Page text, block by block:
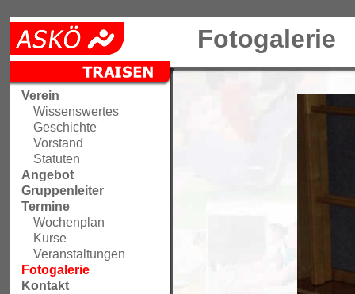
Verein
Wissenswertes
Geschichte
Vorstand
Statuten
Angebot
Gruppenleiter
Termine
Wochenplan
Kurse
Veranstaltungen
Fotogalerie
Kontakt
Fotogalerie